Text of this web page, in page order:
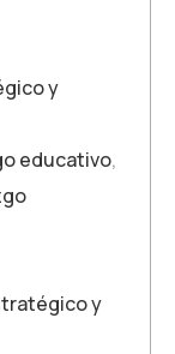
y
educativo,
y